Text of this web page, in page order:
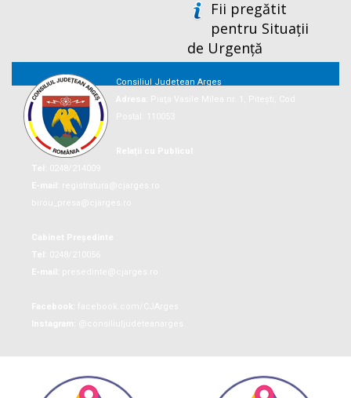
Fii pregătit
pentru Situații
de Urgență
Consiliul Județean Argeș